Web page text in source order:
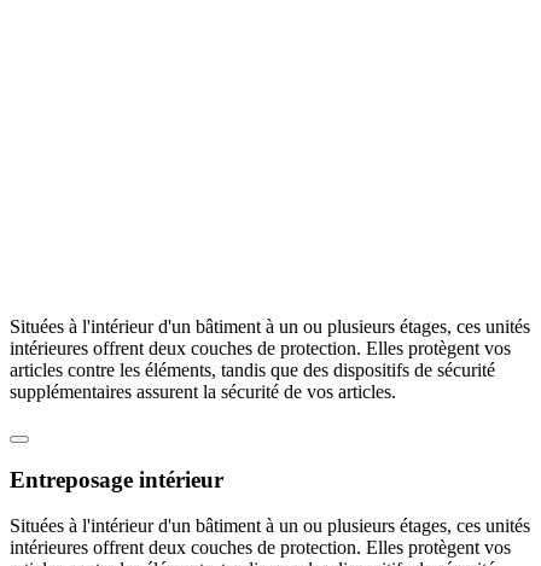
Situées à l'intérieur d'un bâtiment à un ou plusieurs étages, ces unités
articles contre les éléments, tandis que des dispositifs de sécurité
supplémentaires assurent la sécurité de vos articles.